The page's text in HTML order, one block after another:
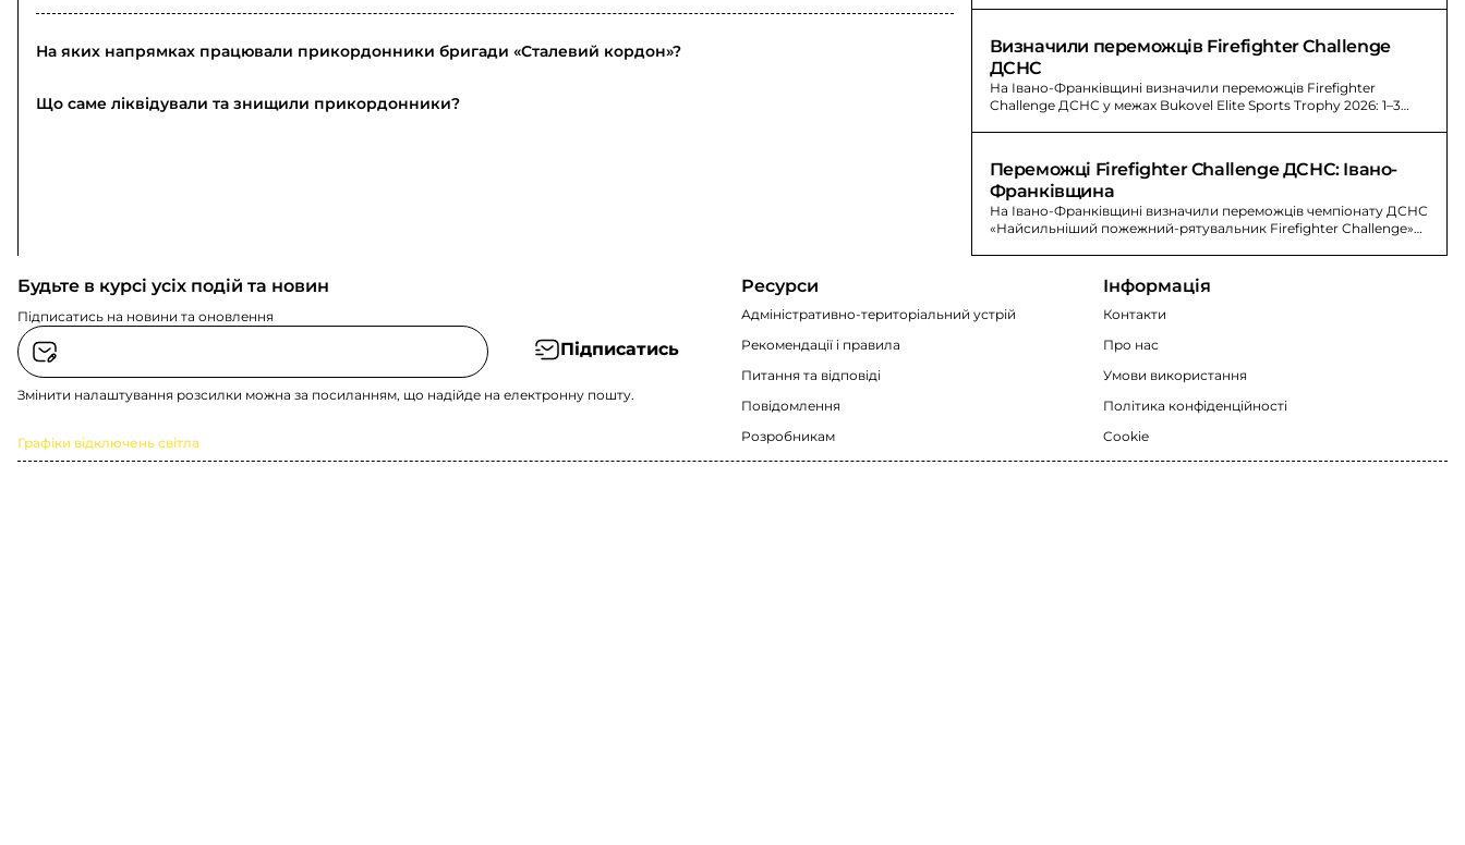
На яких напрямках працювали прикордонники бригади «Сталевий кордон»?
Що саме ліквідували та знищили прикордонники?
Визначили переможців Firefighter Challenge
ДСНС
На Івано-Франківщині визначили переможців Firefighter
Challenge ДСНС у межах Bukovel Elite Sports Trophy 2026: 1–3
Переможці Firefighter Challenge ДСНС: Івано-
Франківщина
На Івано-Франківщині визначили переможців чемпіонату ДСНС
«Найсильніший пожежний-рятувальник Firefighter Challenge»
Будьте в курсі усіх подій та новин
Підписатись на новини та оновлення
Підписатись
Змінити налаштування розсилки можна за посиланням, що надійде на електронну пошту.
Графіки відключень світла
Ресурси
Адміністративно-територіальний устрій
Рекомендації i правила
Питання та відповіді
Повідомлення
Розробникам
Інформація
Контакти
Про нас
Умови використання
Політика конфіденційності
Cookie